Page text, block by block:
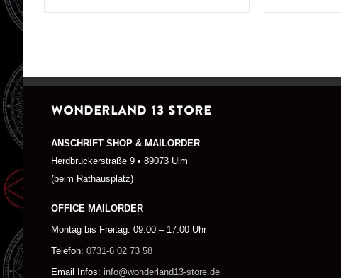
WONDERLAND 13 STORE
ANSCHRIFT SHOP & MAILORDER
Herdbruckerstraße 9 • 89073 Ulm
(beim Rathausplatz)
OFFICE MAILORDER
Montag bis Freitag: 09:00 – 17:00 Uhr
Telefon: 0731-6 02 73 58
Email Infos: info@wonderland13-store.de